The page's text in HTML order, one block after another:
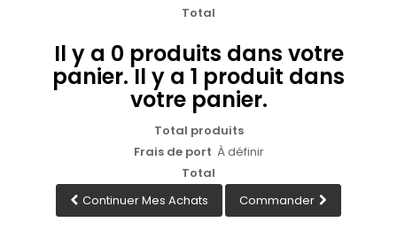
Total
Il y a 0 produits dans votre
panier.Il y a 1 produit dans
votre panier.
Total produits
Frais de port À définir
Total
Continuer Mes Achats
Commander